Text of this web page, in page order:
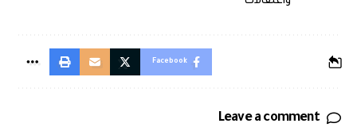
Facebook
Leave a comment